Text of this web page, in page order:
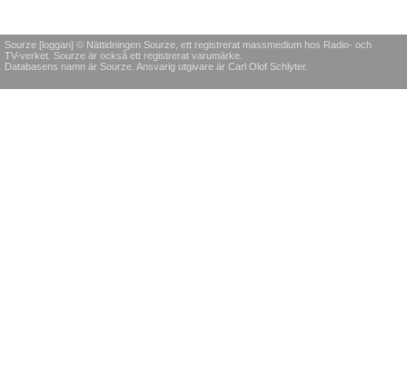
Sourze [loggan] © Nättidningen Sourze, ett registrerat massmedium hos Radio- och
TV-verket. Sourze är också ett registrerat varumärke.
Databasens namn är Sourze. Ansvarig utgivare är Carl Olof Schlyter.